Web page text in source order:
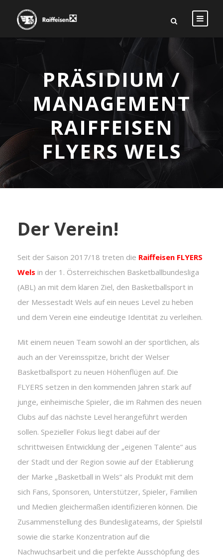
PRÄSIDIUM /
MANAGEMENT
RAIFFEISEN
FLYERS WELS
Der Verein!
Seit der Saison 2017/18 treten die Raiffeisen FLYERS
Wels in der 1. Österreichischen Basketballbundesliga
(ABL) an mit dem klaren Ziel, den Basketballsport in
der Messestadt Wels auf ein neues Level zu heben
und dem Verein eine eindeutige Identität zu verleihen.
Mit einem neuen Team sowohl an der sportlichen, als
auch an der Vereinsspitze, bricht der Welser
Basketballsport zu neuen Höhenflügen auf. Die
FLYERS setzen in den kommenden Jahren stark auf
junge, einheimische Spieler, die im Rahmen des neuen
Clubs auf das nächste Level herangeführt werden
sollen. Spezieller Fokus liegt dabei auf der
schrittweisen Entwicklung der „eigenen Talente“ aus
der Stadt und der Region sowie auf der Etablierung
der Marke „Basketball in Wels“ als Produkt mit dem
sich Fans, Sponsoren, Unterstützer, Spieler, Familien
und Medien gleichermaßen identifizieren können. Die
Zusammenstellung des Bundesligateams, der Spielstil
sowie die starke Konzentration auf die
Nachwuchsarbeit und die perfekte Ausschöpfung des